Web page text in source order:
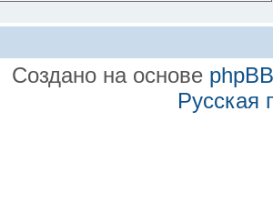
Создано на основе phpBB
Русская